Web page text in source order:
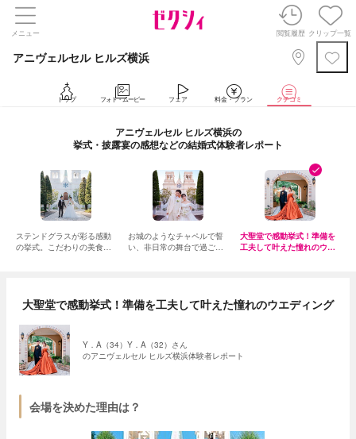
メニュー 閲覧履歴 クリップ一覧
アニヴェルセル ヒルズ横浜
トップ フォト・ムービー フェア 料金・プラン クチコミ
アニヴェルセル ヒルズ横浜の
挙式・披露宴の感想などの結婚式体験者レポート
ステンドグラスが彩る感動
の挙式。こだわりの美食で
お城のようなチャペルで誓
い、非日常の舞台で過ごし
大聖堂で感動挙式！準備を
工夫して叶えた憧れのウエ
大聖堂で感動挙式！準備を工夫して叶えた憧れのウエディング
Y．A（34）Y．A（32）さん
のアニヴェルセル ヒルズ横浜体験者レポート
会場を決めた理由は？